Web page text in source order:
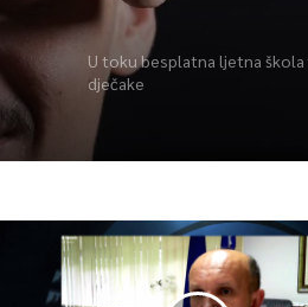
U toku besplatna ljetna škola
dječake